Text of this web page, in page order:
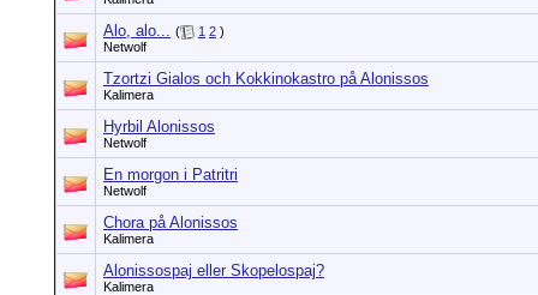
Alo, alo... ( 1 2 )
Netwolf
Tzortzi Gialos och Kokkinokastro på Alonissos
Kalimera
Hyrbil Alonissos
Netwolf
En morgon i Patritri
Netwolf
Chora på Alonissos
Kalimera
Alonissospaj eller Skopelospaj?
Kalimera